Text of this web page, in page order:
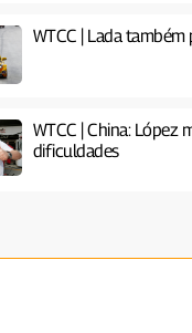
WTCC | Lada também
WTCC | China: López
dificuldades